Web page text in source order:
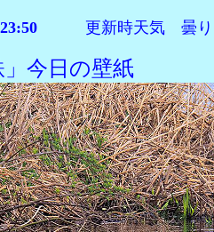
23:50 更新時天気 曇
今日の壁紙